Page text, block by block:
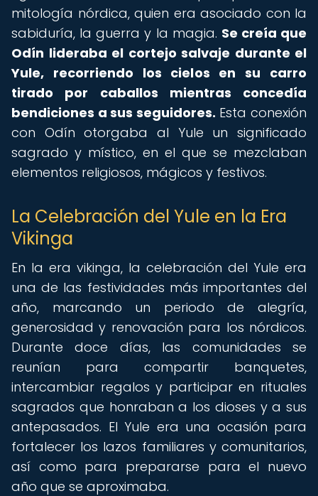
mitología nórdica, quien era asociado con la
sabiduría, la guerra y la magia. Se creía que
Odín lideraba el cortejo salvaje durante el
Yule, recorriendo los cielos en su carro
tirado por caballos mientras concedía
bendiciones a sus seguidores. Esta conexión
con Odín otorgaba al Yule un significado
sagrado y místico, en el que se mezclaban
elementos religiosos, mágicos y festivos.
La Celebración del Yule en la Era
Vikinga
En la era vikinga, la celebración del Yule era
una de las festividades más importantes del
año, marcando un periodo de alegría,
generosidad y renovación para los nórdicos.
Durante doce días, las comunidades se
reunían para compartir banquetes,
intercambiar regalos y participar en rituales
sagrados que honraban a los dioses y a sus
antepasados. El Yule era una ocasión para
fortalecer los lazos familiares y comunitarios,
así como para prepararse para el nuevo
año que se aproximaba.